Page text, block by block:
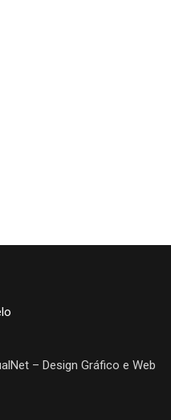
– Design Gráfico e Web